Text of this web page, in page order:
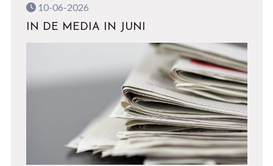
10-06-2026
IN DE MEDIA IN JUNI